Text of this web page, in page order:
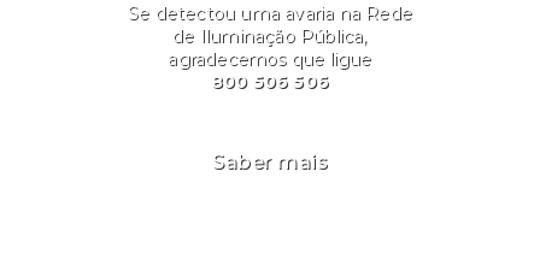
Se detectou uma avaria na Rede
de Iluminação Pública,
agradecemos que ligue
800 506 506
Saber mais